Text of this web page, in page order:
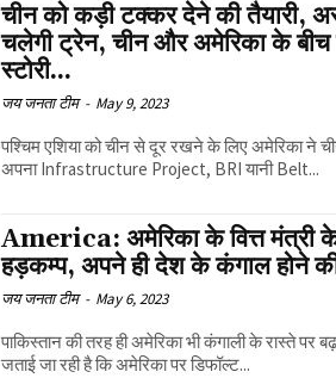
चीन को कड़ी टक्कर देने की तैयारी,
चलेगी ट्रेन, चीन और अमेरिका के बीच
स्टोरी...
जय जनता टीम - May 9, 2023
पश्चिम एशिया को चीन से दूर रखने के लिए अमेरिका ने
अपना Infrastructure Project, BRI यानी Belt...
America: अमेरिका के वित्त मंत्री
हड़कम्प, अपने ही देश के कंगाल होने
जय जनता टीम - May 6, 2023
पाकिस्तान की तरह ही अमेरिका भी कंगाली के रास्ते
जताई जा रही है कि अमेरिका पर डिफॉल्ट...